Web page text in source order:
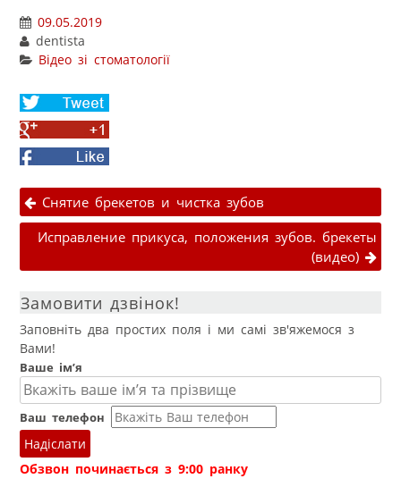
09.05.2019
dentista
Відео зі стоматології
Share
on
Twitter
Share
on
Google+
Facebook
Навігація публікаціями
Снятие брекетов и чистка зубов
Исправление прикуса, положения зубов. брекеты
(видео)
Замовити дзвінок!
Заповніть два простих поля і ми самі зв'яжемося з
Вами!
Ваше ім’я
Ваш телефон
Надіслати
Обзвон починається з 9:00 ранку